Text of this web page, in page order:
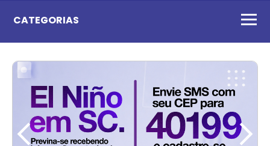
CATEGORIAS